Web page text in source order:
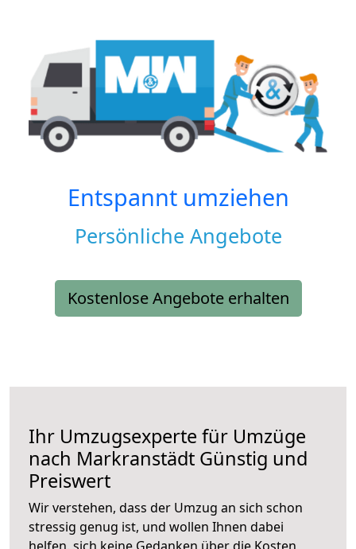
Entspannt umziehen
Persönliche Angebote
Kostenlose Angebote erhalten
Ihr Umzugsexperte für Umzüge
nach Markranstädt Günstig und
Preiswert
Wir verstehen, dass der Umzug an sich schon
stressig genug ist, und wollen Ihnen dabei